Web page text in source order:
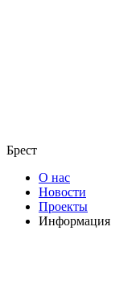
Брест
О нас
Новости
Проекты
Информация